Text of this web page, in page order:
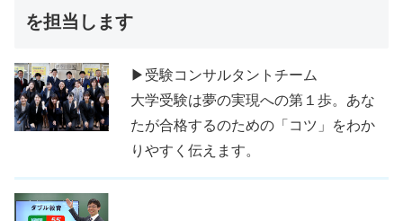
を担当します
▶受験コンサルタントチーム
大学受験は夢の実現への第１歩。あな
たが合格するのための「コツ」をわか
りやすく伝えます。